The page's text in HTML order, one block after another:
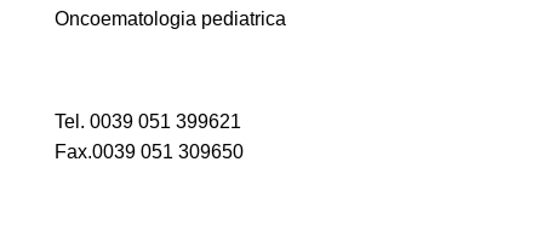
Oncoematologia pediatrica
Tel. 0039 051 399621
Fax.0039 051 309650